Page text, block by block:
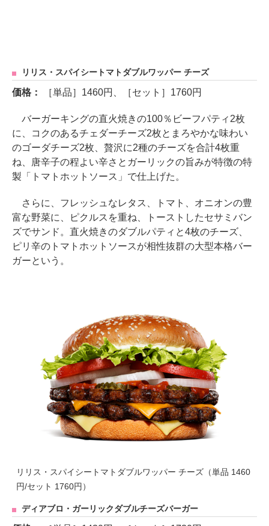
リリス・スパイシートマトダブルワッパー チーズ
価格： ［単品］1460円、［セット］1760円
バーガーキングの直火焼きの100％ビーフパティ2枚
に、コクのあるチェダーチーズ2枚とまろやかな味わい
のゴーダチーズ2枚、贅沢に2種のチーズを合計4枚重
ね、唐辛子の程よい辛さとガーリックの旨みが特徴の特
製「トマトホットソース」で仕上げた。
さらに、フレッシュなレタス、トマト、オニオンの豊
富な野菜に、ピクルスを重ね、トーストしたセサミバン
ズでサンド。直火焼きのダブルパティと4枚のチーズ、
ピリ辛のトマトホットソースが相性抜群の大型本格バー
ガーという。
リリス・スパイシートマトダブルワッパー チーズ（単品 1460
円/セット 1760円）
ディアブロ・ガーリックダブルチーズバーガー